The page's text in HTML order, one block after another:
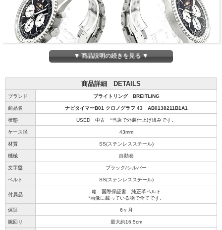
▼ 商品説明の続きを見る ▼
商品詳細 DETAILS
ブランド ブライトリング BREITLING
商品名 ナビタイマーB01 クロノグラフ 43 AB0138211B1A1
状態 USED 中古 *当店で外装仕上げ済みです。
ケース径 43mm
材質 SS(ステンレススチール)
機械 自動巻
文字盤 ブラック/シルバー
ベルト SS(ステンレススチール)
付属品
箱 国際保証書 純正革ベルト
*画像に載っている物で全てです。
保証 6ヶ月
腕回り 最大約16.5cm